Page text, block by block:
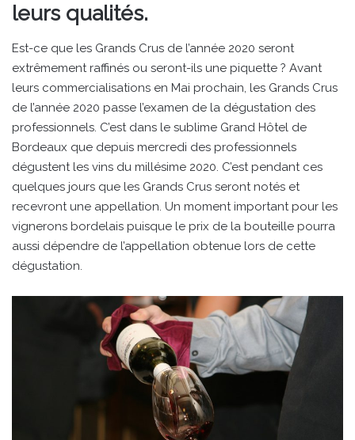
leurs qualités.
Est-ce que les Grands Crus de l’année 2020 seront
extrêmement raffinés ou seront-ils une piquette ? Avant
leurs commercialisations en Mai prochain, les Grands Crus
de l’année 2020 passe l’examen de la dégustation des
professionnels. C’est dans le sublime Grand Hôtel de
Bordeaux que depuis mercredi des professionnels
dégustent les vins du millésime 2020. C’est pendant ces
quelques jours que les Grands Crus seront notés et
recevront une appellation. Un moment important pour les
vignerons bordelais puisque le prix de la bouteille pourra
aussi dépendre de l’appellation obtenue lors de cette
dégustation.